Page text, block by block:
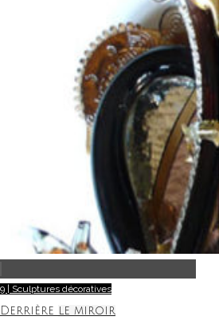
9 | Sculptures décoratives
Derrière le miroir